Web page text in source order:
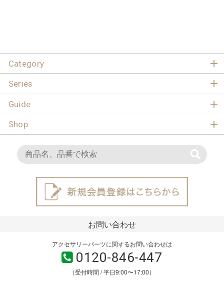
Category
Series
Guide
Shop
お問い合わせ
アクセサリーパーツに関するお問い合わせは
0120-846-447
（受付時間 / 平日9:00〜17:00）